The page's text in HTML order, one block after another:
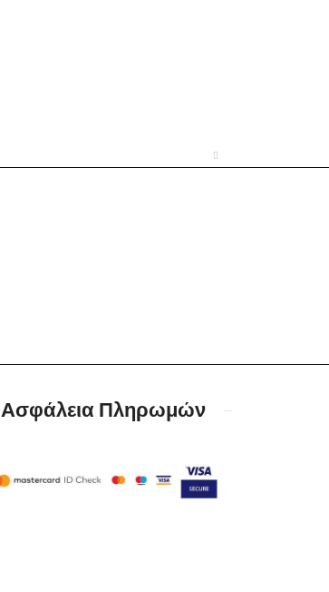
Ασφάλεια Πληρωμών